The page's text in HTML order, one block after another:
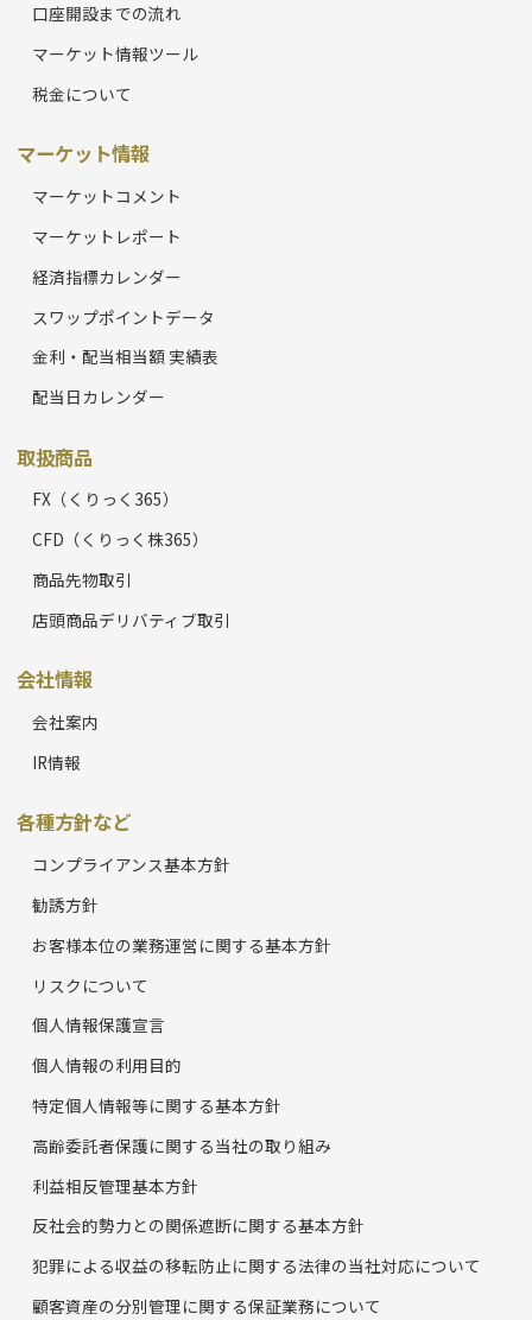
口座開設までの流れ
マーケット情報ツール
税金について
マーケット情報
マーケットコメント
マーケットレポート
経済指標カレンダー
スワップポイントデータ
金利・配当相当額 実績表
配当日カレンダー
取扱商品
FX（くりっく365）
CFD（くりっく株365）
商品先物取引
店頭商品デリバティブ取引
会社情報
会社案内
IR情報
各種方針など
コンプライアンス基本方針
勧誘方針
お客様本位の業務運営に関する基本方針
リスクについて
個人情報保護宣言
個人情報の利用目的
特定個人情報等に関する基本方針
高齢委託者保護に関する当社の取り組み
利益相反管理基本方針
反社会的勢力との関係遮断に関する基本方針
犯罪による収益の移転防止に関する法律の当社対応について
顧客資産の分別管理に関する保証業務について